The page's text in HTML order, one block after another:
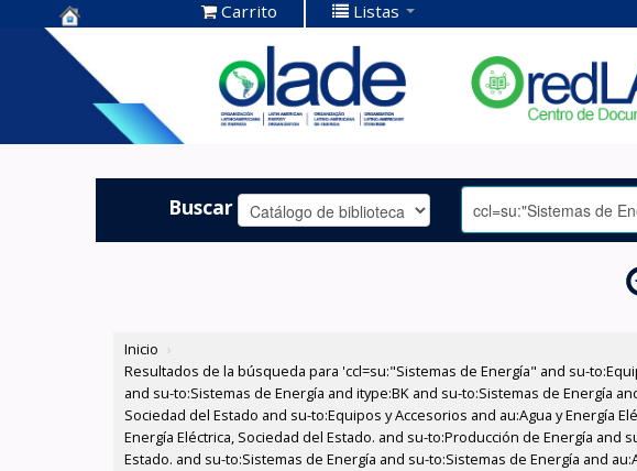
Centro de
Documentación
OLADE -
Carrito Listas
Buscar
Inicio ›
Resultados de la búsqueda para 'ccl=su:"Sistemas de Energía" and su-
and su-to:Sistemas de Energía and itype:BK and su-to:Sistemas de Energía
Sociedad del Estado and su-to:Equipos y Accesorios and au:Agua y Energía
Energía Eléctrica, Sociedad del Estado. and su-to:Producción de Energía and
Estado. and su-to:Sistemas de Energía and su-to:Sistemas de Energía and